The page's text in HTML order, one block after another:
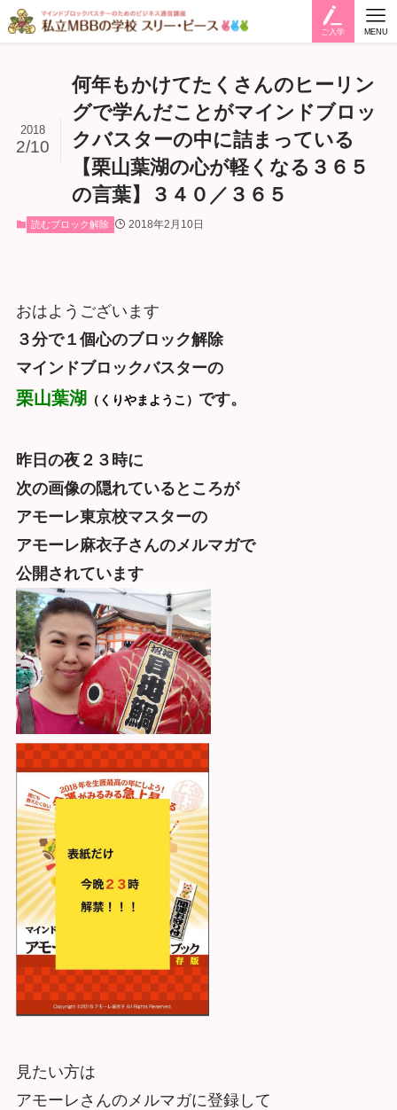
ご入学 MENU
何年もかけてたくさんのヒーリン
グで学んだことがマインドブロッ
クバスターの中に詰まっている
【栗山葉湖の心が軽くなる３６５
の言葉】３４０／３６５
2018
2/10
読むブロック解除 2018年2月10日
おはようございます
３分で１個心のブロック解除
マインドブロックバスターの
栗山葉湖 （くりやまようこ） です。
昨日の夜２３時に
次の画像の隠れているところが
アモーレ東京校マスターの
アモーレ麻衣子さんのメルマガで
公開されています
見たい方は
アモーレさんのメルマガに登録して